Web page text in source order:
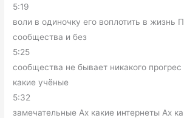
5:19
воли в одиночку его воплотить в жизнь
сообщества и без
5:25
сообщества не бывает никакого
какие учёные
5:32
замечательные Ах какие интернеты Ах